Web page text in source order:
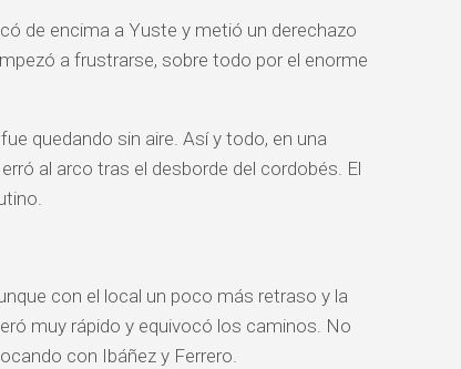
de encima a Yuste y metió un derechazo
a frustrarse, sobre todo por el enorme
quedando sin aire. Así y todo, en una
al arco tras el desborde del cordobés. El
con el local un poco más retraso y la
muy rápido y equivocó los caminos. No
con Ibáñez y Ferrero.